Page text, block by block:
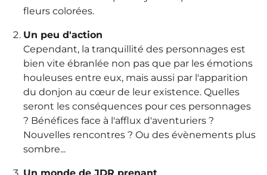
fleurs colorées.
Un peu d'action
Cependant, la tranquillité des personnages est
bien vite ébranlée non pas que par les émotions
houleuses entre eux, mais aussi par l'apparition
du donjon au cœur de leur existence. Quelles
seront les conséquences pour ces personnages
? Bénéfices face à l'afflux d'aventuriers ?
Nouvelles rencontres ? Ou des évènements plus
sombre...
Un monde de JDR prenant